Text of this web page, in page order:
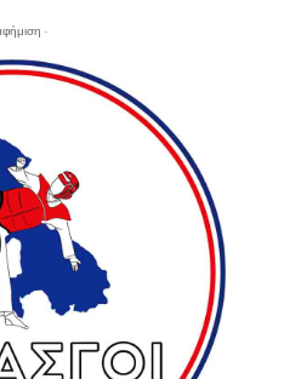
-